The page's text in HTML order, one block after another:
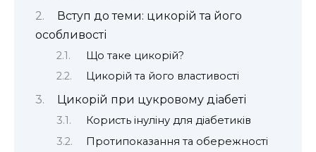
Вступ до теми: цикорій та його
особливості
Що таке цикорій?
Цикорій та його властивості
Цикорій при цукровому діабеті
Користь інуліну для діабетиків
Протипоказання та обережності